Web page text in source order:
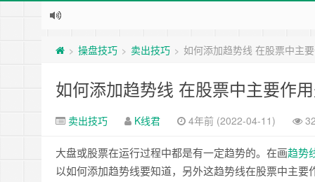
> 操盘技巧 > 卖出技巧 > 如何添加趋势线 在股票中主要
如何添加趋势线 在股票中主要作用
卖出技巧 K线君 4年前 (2022-04-11)
大盘或股票在运行过程中都是有一定趋势的。在画趋势
以如何添加趋势线要知道，另外这趋势线在股票中主要